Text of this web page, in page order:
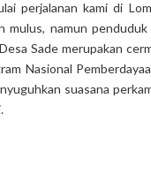
perjalanan kami di
mulus, namun
Sade merupakan
Nasional
suasana